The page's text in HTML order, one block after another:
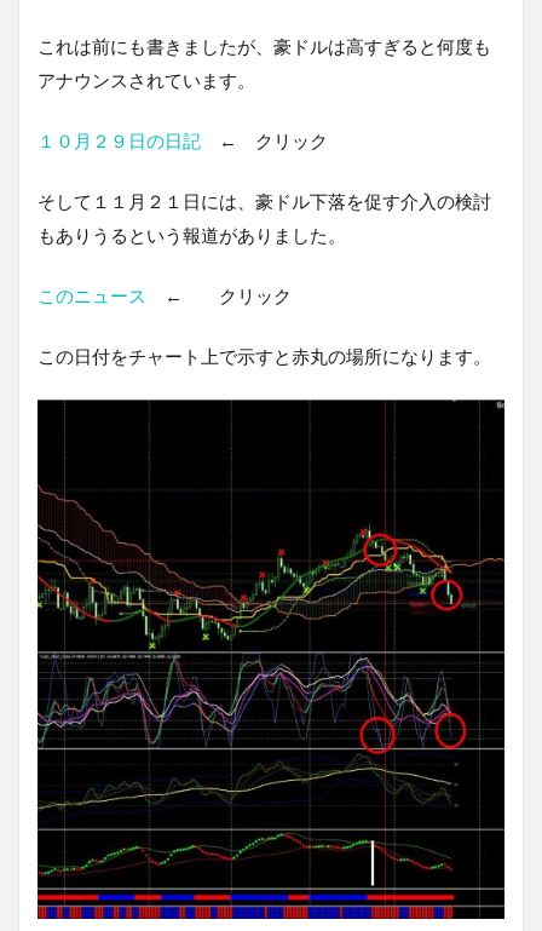
これは前にも書きましたが、豪ドルは高すぎると何度も
アナウンスされています。
１０月２９日の日記 ← クリック
そして１１月２１日には、豪ドル下落を促す介入の検討
もありうるという報道がありました。
このニュース ← クリック
この日付をチャート上で示すと赤丸の場所になります。